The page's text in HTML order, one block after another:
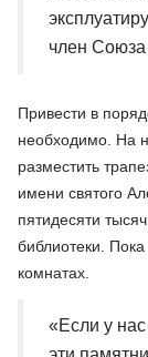
член Союза
Привести в
необходимо. На
разместить
имени святого
пятидесяти
библиотеки.
комнатах.
«Если у